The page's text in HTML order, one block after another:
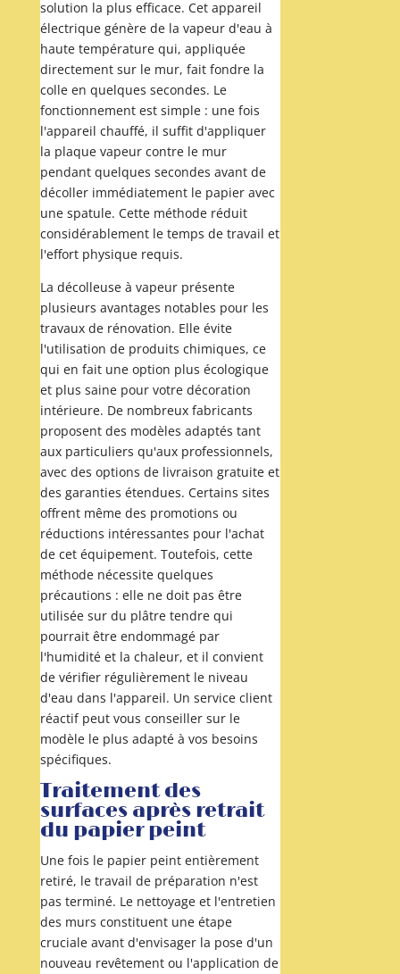
solution la plus efficace. Cet appareil
électrique génère de la vapeur d'eau à
haute température qui, appliquée
directement sur le mur, fait fondre la
colle en quelques secondes. Le
fonctionnement est simple : une fois
l'appareil chauffé, il suffit d'appliquer
la plaque vapeur contre le mur
pendant quelques secondes avant de
décoller immédiatement le papier avec
une spatule. Cette méthode réduit
considérablement le temps de travail et
l'effort physique requis.
La décolleuse à vapeur présente
plusieurs avantages notables pour les
travaux de rénovation. Elle évite
l'utilisation de produits chimiques, ce
qui en fait une option plus écologique
et plus saine pour votre décoration
intérieure. De nombreux fabricants
proposent des modèles adaptés tant
aux particuliers qu'aux professionnels,
avec des options de livraison gratuite et
des garanties étendues. Certains sites
offrent même des promotions ou
réductions intéressantes pour l'achat
de cet équipement. Toutefois, cette
méthode nécessite quelques
précautions : elle ne doit pas être
utilisée sur du plâtre tendre qui
pourrait être endommagé par
l'humidité et la chaleur, et il convient
de vérifier régulièrement le niveau
d'eau dans l'appareil. Un service client
réactif peut vous conseiller sur le
modèle le plus adapté à vos besoins
spécifiques.
Traitement des
surfaces après retrait
du papier peint
Une fois le papier peint entièrement
retiré, le travail de préparation n'est
pas terminé. Le nettoyage et l'entretien
des murs constituent une étape
cruciale avant d'envisager la pose d'un
nouveau revêtement ou l'application de